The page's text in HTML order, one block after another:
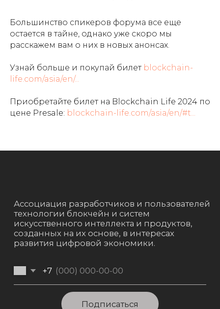
Большинство спикеров форума все еще
остается в тайне, однако уже скоро мы
расскажем вам о них в новых анонсах.
Узнай больше и покупай билет blockchain-
life.com/asia/en/...
Приобретайте билет на Blockchain Life 2024 по
цене Presale: blockchain-life.com/asia/en/#t...
Контактный телефон
Электронная почта
Powered by Crypto Emergency
РАКИБ © 2021 - 2024, Все права защищены.
8 (499) 390-20-09
info@racib.com